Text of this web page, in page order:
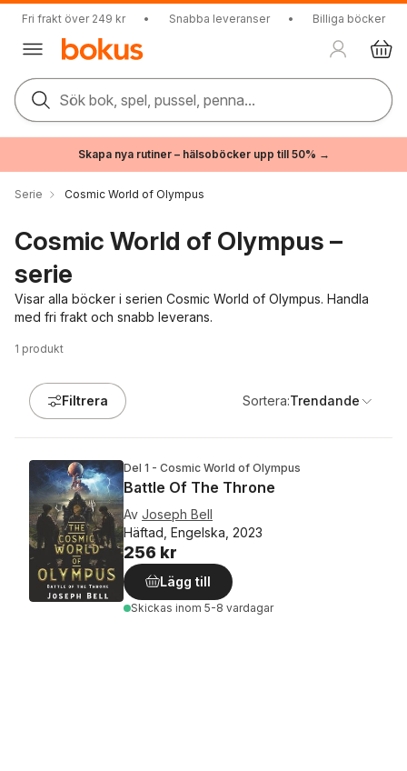
Fri frakt över 249 kr • Snabba leveranser • Billiga böcker
Sök bok, spel, pussel, penna...
Skapa nya rutiner – hälsoböcker upp till 50% →
Serie Cosmic World of Olympus
Cosmic World of Olympus –
serie
Visar alla böcker i serien Cosmic World of Olympus. Handla
med fri frakt och snabb leverans.
1 produkt
Filtrera Sortera:Trendande
Del 1 - Cosmic World of Olympus
Battle Of The Throne
Av Joseph Bell
Häftad, Engelska, 2023
256 kr
Lägg till
Skickas inom 5-8 vardagar